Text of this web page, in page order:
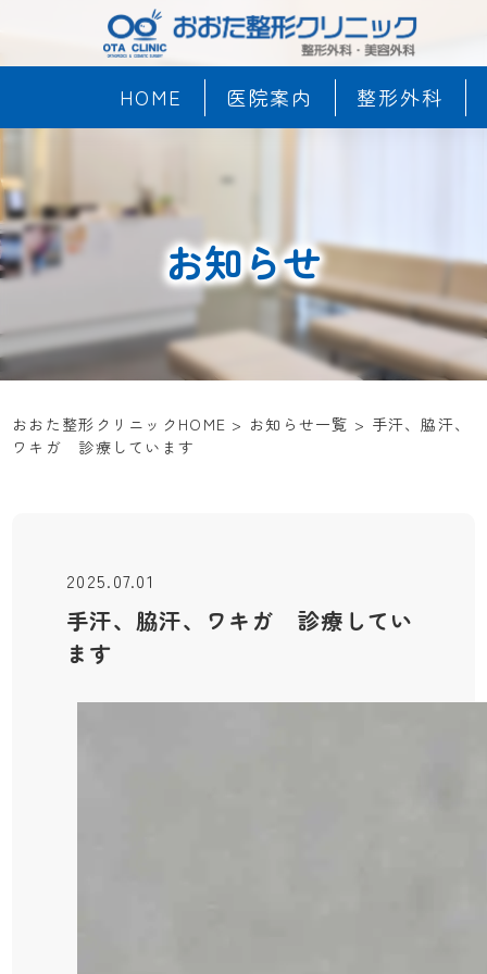
HOME 医院案内 整形外科
お知らせ
おおた整形クリニックHOME > お知らせ一覧 > 手汗、脇汗、
ワキガ 診療しています
2025.07.01
手汗、脇汗、ワキガ 診療してい
ます